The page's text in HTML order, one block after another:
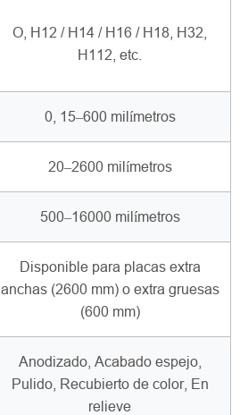
O, H12 / H14 / H16 / H18, H32,
H112, etc.
0, 15–600 milímetros
20–2600 milímetros
500–16000 milímetros
Disponible para placas extra
anchas (2600 mm) o extra gruesas
(600 mm)
Anodizado, Acabado espejo,
Pulido, Recubierto de color, En
relieve